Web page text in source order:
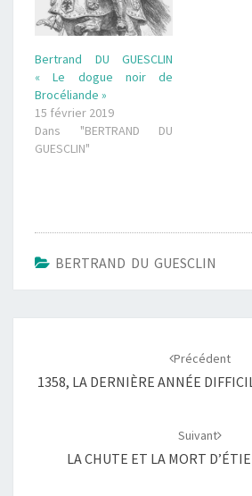
Bertrand DU GUESCLIN
« Le dogue noir de
Brocéliande »
15 février 2019
Dans "BERTRAND DU
GUESCLIN"
BERTRAND DU GUESCLIN
Précédent
1358, LA DERNIÈRE ANNÉE
Suivant
LA CHUTE ET LA MORT